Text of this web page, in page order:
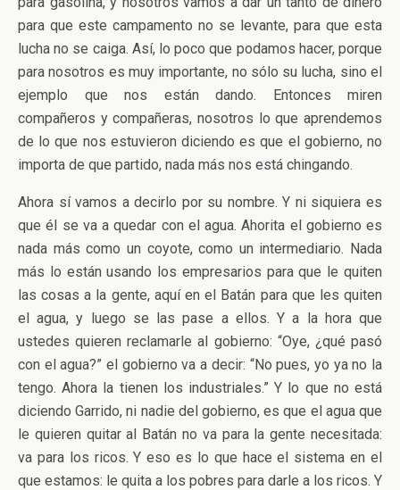
para que este campamento no se levante, para que esta
lucha no se caiga. Así, lo poco que podamos hacer, porque
para nosotros es muy importante, no sólo su lucha, sino el
ejemplo que nos están dando. Entonces miren
compañeros y compañeras, nosotros lo que aprendemos
de lo que nos estuvieron diciendo es que el gobierno, no
importa de que partido, nada más nos está chingando.
Ahora sí vamos a decirlo por su nombre. Y ni siquiera es
que él se va a quedar con el agua. Ahorita el gobierno es
nada más como un coyote, como un intermediario. Nada
más lo están usando los empresarios para que le quiten
las cosas a la gente, aquí en el Batán para que les quiten
el agua, y luego se las pase a ellos. Y a la hora que
ustedes quieren reclamarle al gobierno: “Oye, ¿qué pasó
con el agua?” el gobierno va a decir: “No pues, yo ya no la
tengo. Ahora la tienen los industriales.” Y lo que no está
diciendo Garrido, ni nadie del gobierno, es que el agua que
le quieren quitar al Batán no va para la gente necesitada:
va para los ricos. Y eso es lo que hace el sistema en el
que estamos: le quita a los pobres para darle a los ricos. Y